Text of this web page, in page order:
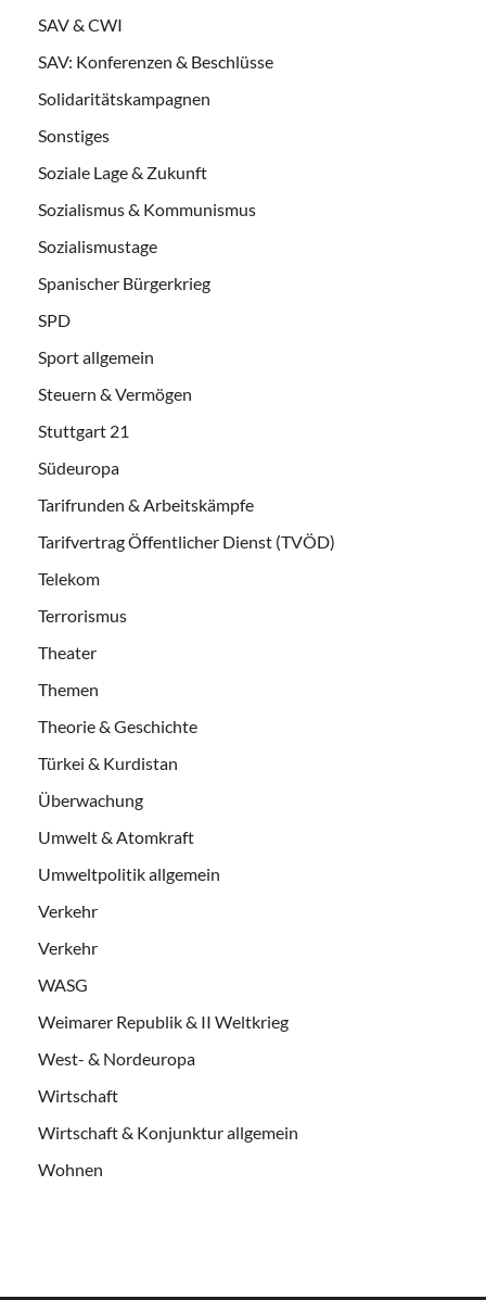
SAV & CWI
SAV: Konferenzen & Beschlüsse
Solidaritätskampagnen
Sonstiges
Soziale Lage & Zukunft
Sozialismus & Kommunismus
Sozialismustage
Spanischer Bürgerkrieg
SPD
Sport allgemein
Steuern & Vermögen
Stuttgart 21
Südeuropa
Tarifrunden & Arbeitskämpfe
Tarifvertrag Öffentlicher Dienst (TVÖD)
Telekom
Terrorismus
Theater
Themen
Theorie & Geschichte
Türkei & Kurdistan
Überwachung
Umwelt & Atomkraft
Umweltpolitik allgemein
Verkehr
Verkehr
WASG
Weimarer Republik & II Weltkrieg
West- & Nordeuropa
Wirtschaft
Wirtschaft & Konjunktur allgemein
Wohnen